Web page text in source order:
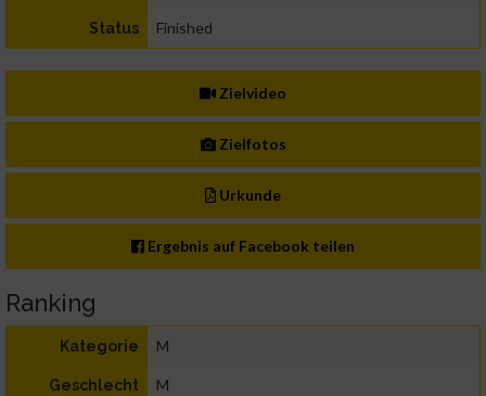
Status Finished
Zielvideo
Zielfotos
Urkunde
Ergebnis auf Facebook teilen
Ranking
Kategorie M
Geschlecht M